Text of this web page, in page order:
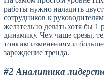
работы нужно наладить
сотрудников к
желательно делать хотя бы 1
динамику. Чем чаще срезы,
тонким изменениям и
зарождение тренда.
#2 Аналитика